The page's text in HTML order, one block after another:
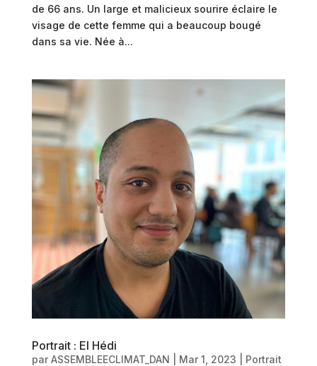
de 66 ans. Un large et malicieux sourire éclaire le
visage de cette femme qui a beaucoup bougé
dans sa vie. Née à...
Portrait : El Hédi
par ASSEMBLEECLIMAT_DAN Mar 1, 2023 Portrait